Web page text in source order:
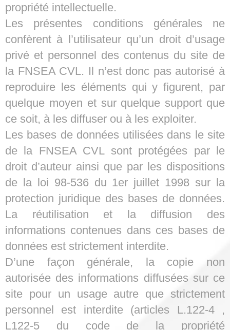
propriété intellectuelle.
Les présentes conditions générales ne
confèrent à l’utilisateur qu’un droit d’usage
privé et personnel des contenus du site de
la FNSEA CVL. Il n’est donc pas autorisé à
reproduire les éléments qui y figurent, par
quelque moyen et sur quelque support que
ce soit, à les diffuser ou à les exploiter.
Les bases de données utilisées dans le site
de la FNSEA CVL sont protégées par le
droit d’auteur ainsi que par les dispositions
de la loi 98-536 du 1er juillet 1998 sur la
protection juridique des bases de données.
La réutilisation et la diffusion des
informations contenues dans ces bases de
données est strictement interdite.
D’une façon générale, la copie non
autorisée des informations diffusées sur ce
site pour un usage autre que strictement
personnel est interdite (articles L.122-4 ,
L122-5 du code de la propriété